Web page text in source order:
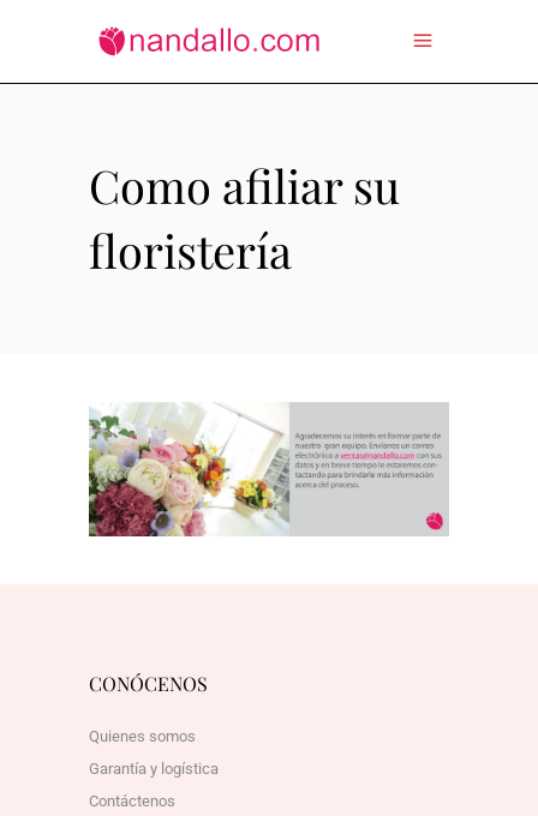
Como afiliar su
floristería
CONÓCENOS
Quienes somos
Garantía y logística
Contáctenos